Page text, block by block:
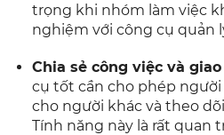
trọng khi nhóm làm việc
nghiệm với công cụ quản
Chia sẻ công việc và
cụ tốt cần cho phép
cho người khác và theo
Tính năng này là rất quan